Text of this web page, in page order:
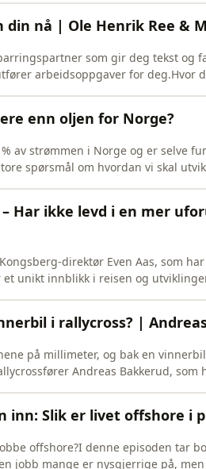
din nå | Ole Henrik Ree &
som gir deg tekst og
arbeidsoppgaver for deg.Hvor
enn oljen for Norge?
av strømmen i Norge og er selve
spørsmål om hvordan vi skal
Har ikke levd i en mer
direktør Even Aas, som
unikt innblikk i reisen og
i rallycross? |
på millimeter, og bak en
Andreas Bakkerud,
inn: Slik er livet offshore i
offshore?I denne episoden tar
jobb mange er nysgjerrige på,